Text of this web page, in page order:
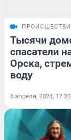
Тысячи
спасатели
Орска,
воду
6 апреля, 2024, 17:20